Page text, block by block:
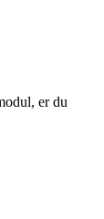
er du